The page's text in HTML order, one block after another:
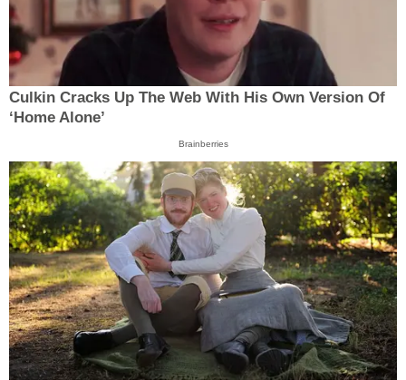
Culkin Cracks Up The Web With His Own Version Of
‘Home Alone’
Brainberries